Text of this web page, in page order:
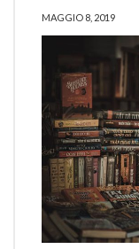
MAGGIO 8, 2019